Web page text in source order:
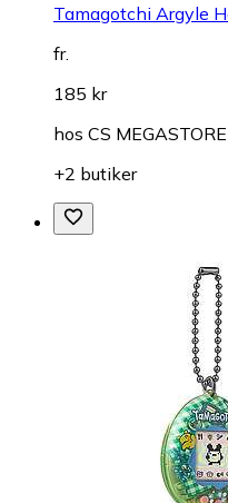
Tamagotchi Argyle
fr.
185 kr
hos CS MEGASTORE
+2 butiker